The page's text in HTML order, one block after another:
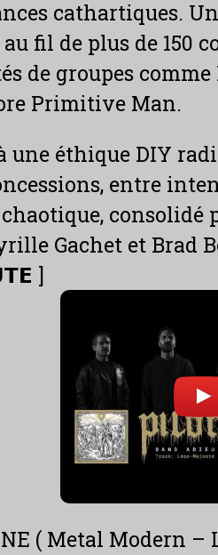
cathartiques.
fil de plus de 150
de groupes
Primitive Man.
une éthique DIY
entre
consolidé
Gachet et Brad
]
( Metal Modern –